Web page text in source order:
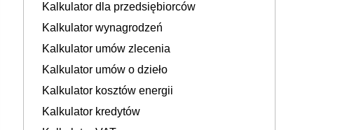
Kalkulator dla przedsiębiorców
Kalkulator wynagrodzeń
Kalkulator umów zlecenia
Kalkulator umów o dzieło
Kalkulator kosztów energii
Kalkulator kredytów